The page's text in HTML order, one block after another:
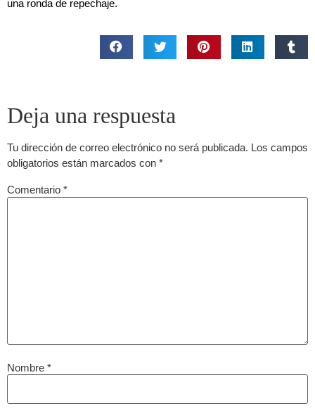
una ronda de repechaje.
Deja una respuesta
Tu dirección de correo electrónico no será publicada. Los campos
obligatorios están marcados con *
Comentario *
Nombre *